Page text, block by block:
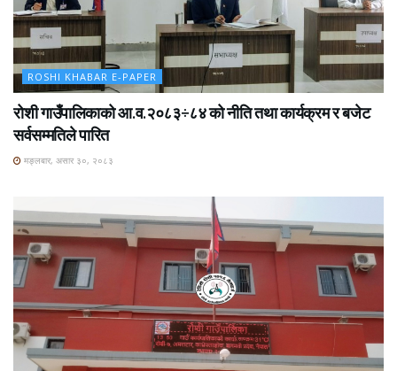
ROSHI KHABAR E-PAPER
रोशी गाउँपालिकाको आ.व.२०८३÷८४ को नीति तथा कार्यक्रम र बजेट
सर्वसम्मतिले पारित
मङ्लबार, असार ३०, २०८३